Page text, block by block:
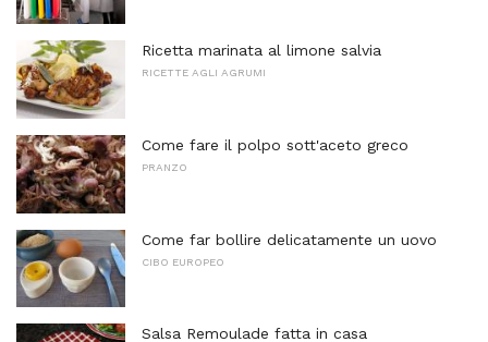
Ricetta marinata al limone salvia
RICETTE AGLI AGRUMI
Come fare il polpo sott'aceto greco
PRANZO
Come far bollire delicatamente un uovo
CIBO EUROPEO
Salsa Remoulade fatta in casa